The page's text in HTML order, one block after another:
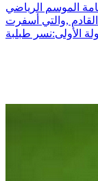
الموسم الرياضي
ينطلق يوم 5 سبتمبر القادم ,والتي أسفرت